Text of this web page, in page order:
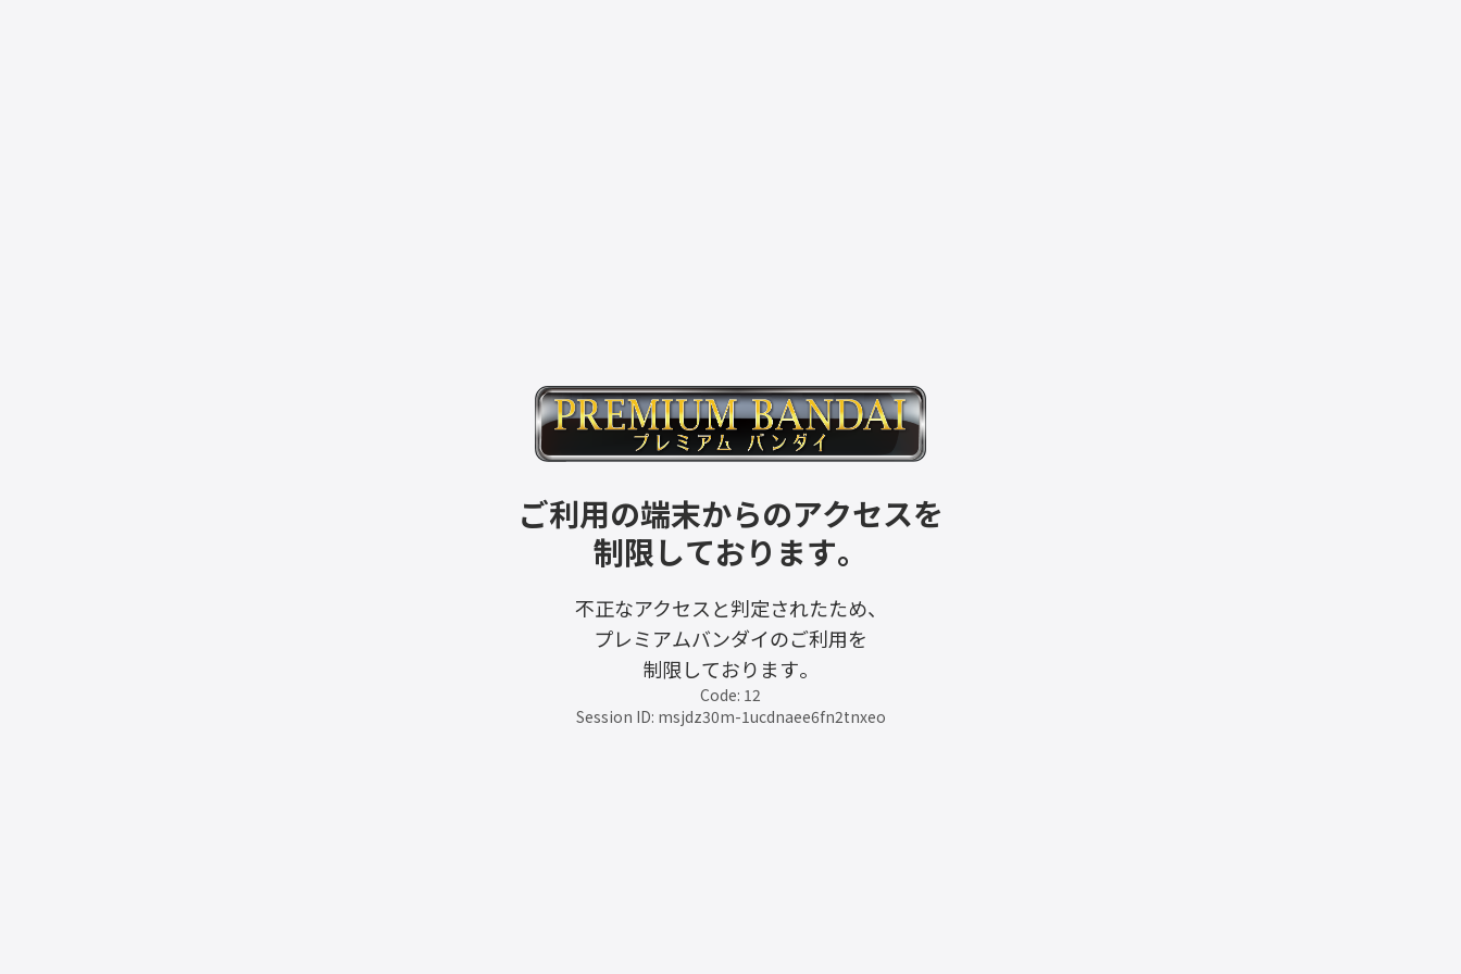
ご利用の端末からのアクセスを
制限しております。
不正なアクセスと判定されたため、
プレミアムバンダイのご利用を
制限しております。
Code: 12
Session ID: msjdz30m-1ucdnaee6fn2tnxeo